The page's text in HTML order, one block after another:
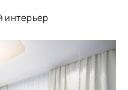
интерьер